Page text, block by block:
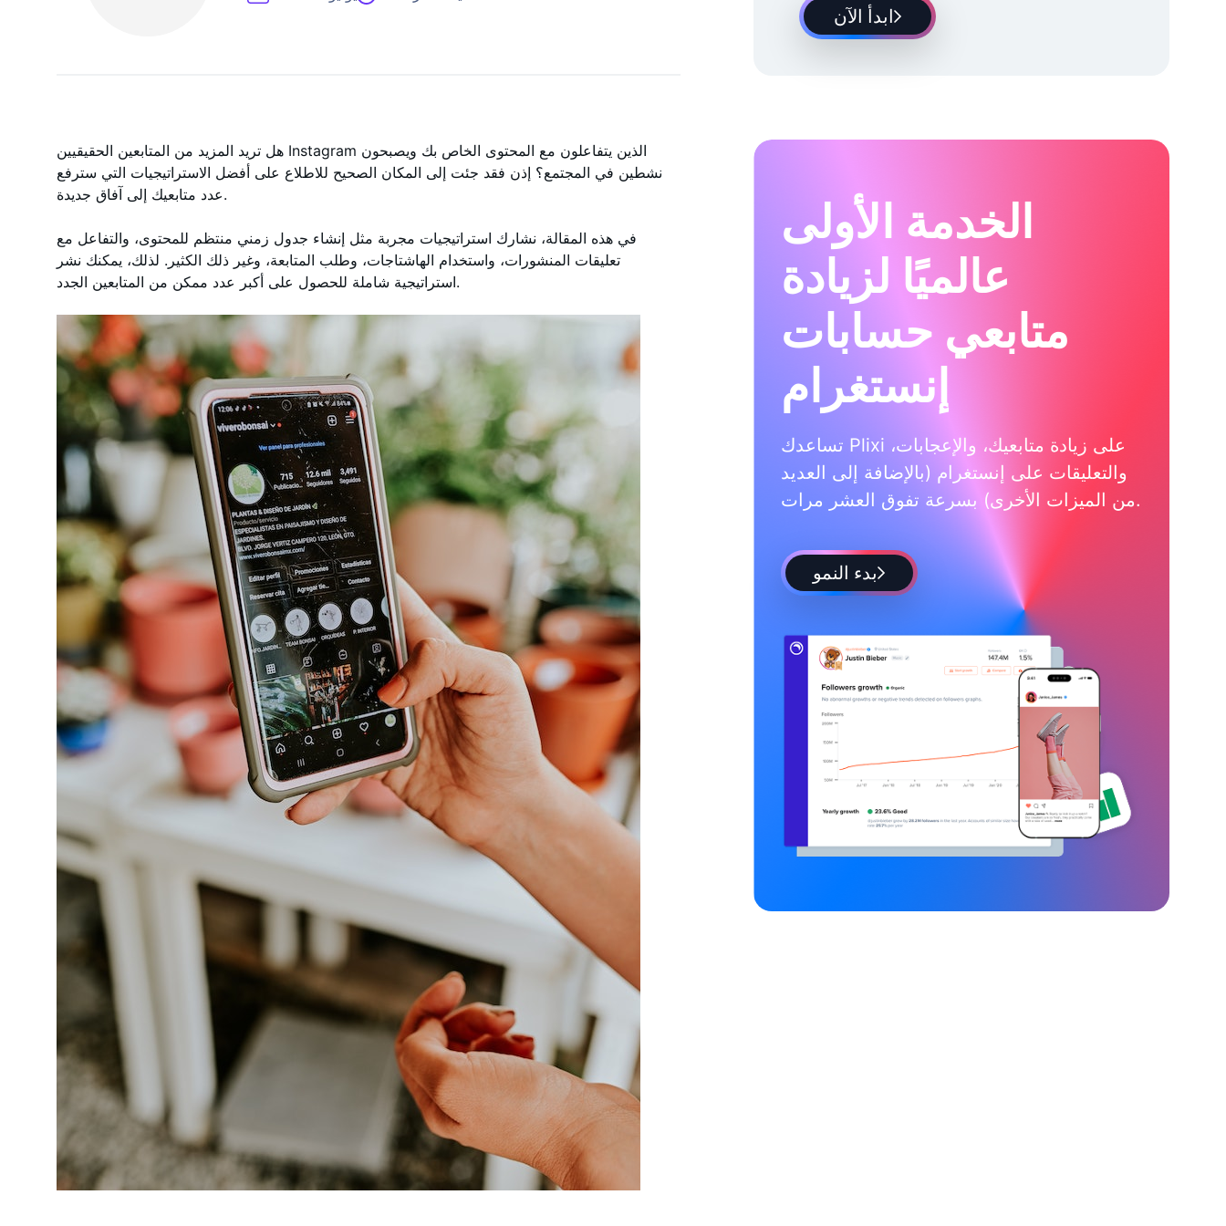
ابدأ الآن
هل تريد المزيد من المتابعين الحقيقيين Instagram الذين يتفاعلون مع المحتوى الخاص بك ويصبحون
نشطين في المجتمع؟ إذن فقد جئت إلى المكان الصحيح للاطلاع على أفضل الاستراتيجيات التي سترفع
عدد متابعيك إلى آفاق جديدة.
في هذه المقالة، نشارك استراتيجيات مجربة مثل إنشاء جدول زمني منتظم للمحتوى، والتفاعل مع
تعليقات المنشورات، واستخدام الهاشتاجات، وطلب المتابعة، وغير ذلك الكثير. لذلك، يمكنك نشر
استراتيجية شاملة للحصول على أكبر عدد ممكن من المتابعين الجدد.
الخدمة الأولى
عالميًا لزيادة
متابعي حسابات
إنستغرام
تساعدك Plixi على زيادة متابعيك، والإعجابات،
والتعليقات على إنستغرام (بالإضافة إلى العديد
من الميزات الأخرى) بسرعة تفوق العشر مرات.
بدء النمو